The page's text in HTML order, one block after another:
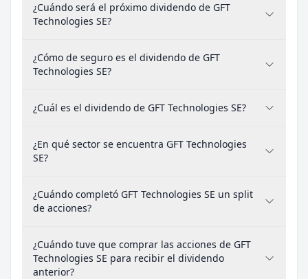
¿Cuándo será el próximo dividendo de GFT
Technologies SE?
¿Cómo de seguro es el dividendo de GFT
Technologies SE?
¿Cuál es el dividendo de GFT Technologies SE?
¿En qué sector se encuentra GFT Technologies
SE?
¿Cuándo completó GFT Technologies SE un split
de acciones?
¿Cuándo tuve que comprar las acciones de GFT
Technologies SE para recibir el dividendo
anterior?